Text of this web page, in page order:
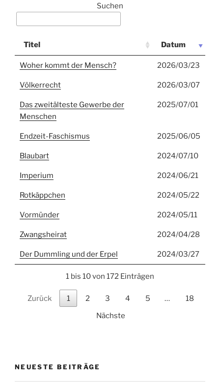
Suchen
Titel Datum
Woher kommt der Mensch? 2026/03/23
Völkerrecht 2026/03/07
Das zweitälteste Gewerbe der
Menschen
2025/07/01
Endzeit-Faschismus 2025/06/05
Blaubart 2024/07/10
Imperium 2024/06/21
Rotkäppchen 2024/05/22
Vormünder 2024/05/11
Zwangsheirat 2024/04/28
Der Dummling und der Erpel 2024/03/27
1 bis 10 von 172 Einträgen
Zurück 1 2 3 4 5 …
18
Nächste
NEUESTE BEITRÄGE